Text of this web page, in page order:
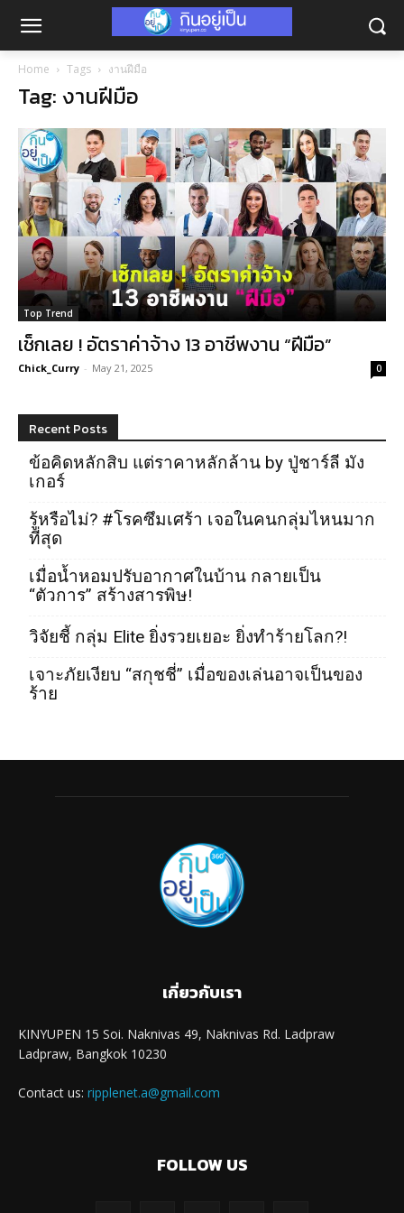
Home Tags งานฝีมือ
Tag: งานฝีมือ
Top Trend
เช็กเลย ! อัตราค่าจ้าง 13 อาชีพงาน “ฝีมือ”
Chick_Curry - May 21, 2025 0
Recent Posts
ข้อคิดหลักสิบ แต่ราคาหลักล้าน by ปู่ชาร์ลี มัง
เกอร์
รู้หรือไม่? #โรคซึมเศร้า เจอในคนกลุ่มไหนมาก
ที่สุด
เมื่อน้ำหอมปรับอากาศในบ้าน กลายเป็น
“ตัวการ” สร้างสารพิษ!
วิจัยชี้ กลุ่ม Elite ยิ่งรวยเยอะ ยิ่งทำร้ายโลก?!
เจาะภัยเงียบ “สกุชชี่” เมื่อของเล่นอาจเป็นของ
ร้าย
เกี่ยวกับเรา
KINYUPEN 15 Soi. Naknivas 49, Naknivas Rd. Ladpraw
Ladpraw, Bangkok 10230
Contact us: ripplenet.a@gmail.com
FOLLOW US